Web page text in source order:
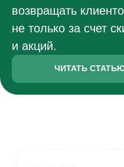
возвращать
не только за счет
и акций.
ЧИТАТЬ